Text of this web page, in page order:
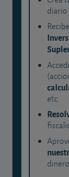
diario
etc.